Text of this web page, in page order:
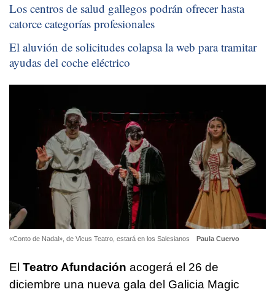
Los centros de salud gallegos podrán ofrecer hasta
catorce categorías profesionales
El aluvión de solicitudes colapsa la web para tramitar
ayudas del coche eléctrico
«Conto de Nadal», de Vicus Teatro, estará en los Salesianos Paula Cuervo
El Teatro Afundación acogerá el 26 de
diciembre una nueva gala del Galicia Magic